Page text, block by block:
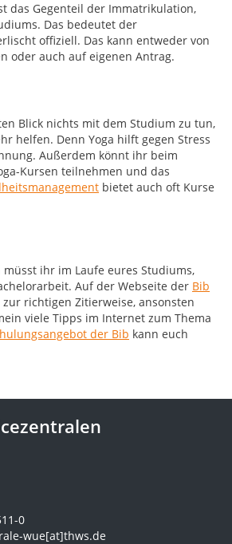
das Gegenteil der Immatrikulation,
Das bedeutet der
offiziell. Das kann entweder von
oder auch auf eigenen Antrag.
Blick nichts mit dem Studium zu tun,
helfen. Denn Yoga hilft gegen Stress
Außerdem könnt ihr beim
Kursen teilnehmen und das
bietet auch oft Kurse
ihr im Laufe eures Studiums,
Auf der Webseite der Bib
richtigen Zitierweise, ansonsten
viele Tipps im Internet zum Thema
der Bib kann euch
0
wue[at]thws.de